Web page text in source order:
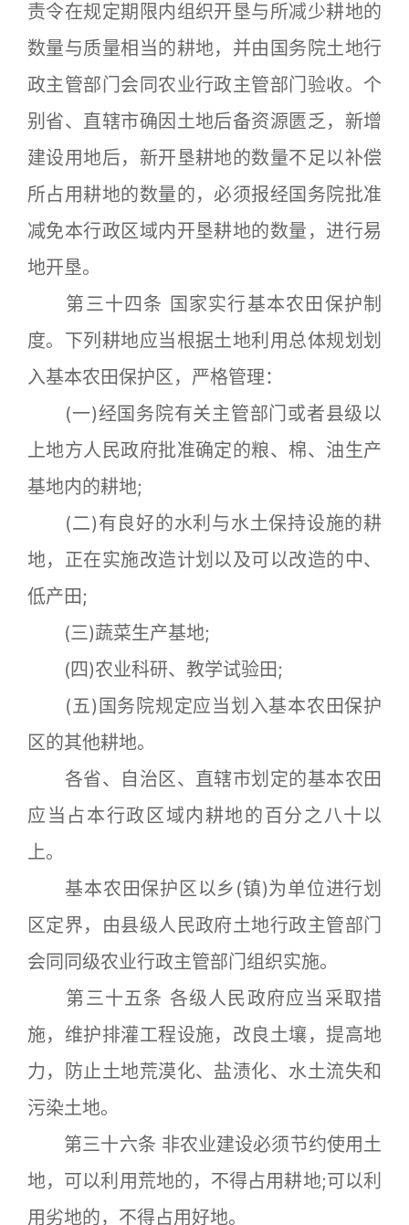
责令在规定期限内组织开垦与所减少耕地的
数量与质量相当的耕地，并由国务院土地行
政主管部门会同农业行政主管部门验收。个
别省、直辖市确因土地后备资源匮乏，新增
建设用地后，新开垦耕地的数量不足以补偿
所占用耕地的数量的，必须报经国务院批准
减免本行政区域内开垦耕地的数量，进行易
地开垦。
第三十四条 国家实行基本农田保护制
度。下列耕地应当根据土地利用总体规划划
入基本农田保护区，严格管理：
(一)经国务院有关主管部门或者县级以
上地方人民政府批准确定的粮、棉、油生产
基地内的耕地;
(二)有良好的水利与水土保持设施的耕
地，正在实施改造计划以及可以改造的中、
低产田;
(三)蔬菜生产基地;
(四)农业科研、教学试验田;
(五)国务院规定应当划入基本农田保护
区的其他耕地。
各省、自治区、直辖市划定的基本农田
应当占本行政区域内耕地的百分之八十以
上。
基本农田保护区以乡(镇)为单位进行划
区定界，由县级人民政府土地行政主管部门
会同同级农业行政主管部门组织实施。
第三十五条 各级人民政府应当采取措
施，维护排灌工程设施，改良土壤，提高地
力，防止土地荒漠化、盐渍化、水土流失和
污染土地。
第三十六条 非农业建设必须节约使用土
地，可以利用荒地的，不得占用耕地;可以利
用劣地的，不得占用好地。